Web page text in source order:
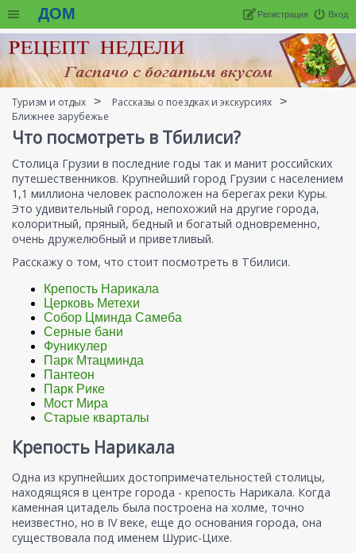
ДОМ Вход
Регистрация
Туризм и отдых
Рассказы о поездках и экскурсиях
Ближнее зарубежье
Что посмотреть в Тбилиси?
Столица Грузии в последние годы так и манит российских
путешественников. Крупнейший город Грузии с населением
1,1 миллиона человек расположен на берегах реки Куры.
Это удивительный город, непохожий на другие города,
колоритный, пряный, бедный и богатый одновременно,
очень дружелюбный и приветливый.
Расскажу о том, что стоит посмотреть в Тбилиси.
Крепость Нарикала
Церковь Метехи
Собор Цминда Самеба
Серные бани
Фуникулер
Парк Мтацминда
Пантеон
Парк Рике
Мост Мира
Старые кварталы
Крепость Нарикала
Одна из крупнейших достопримечательностей столицы,
находящяся в центре города - крепость Нарикала. Когда
каменная цитадель была построена на холме, точно
неизвестно, но в IV веке, еще до основания города, она
существовала под именем Шурис-Цихе.